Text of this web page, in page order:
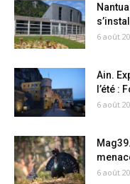
6 août
Ain.
l’été :
6 août
6 août